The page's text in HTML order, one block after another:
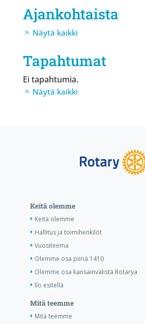
Ajankohtaista
Näytä kaikki
Tapahtumat
Ei tapahtumia.
Näytä kaikki
Keitä olemme
Keitä olemme
Hallitus ja toimihenkilöt
Vuositeema
Olemme osa piiriä 1410
Olemme osa kansainvälistä Rotarya
Ilo esitellä
Mitä teemme
Mitä teemme